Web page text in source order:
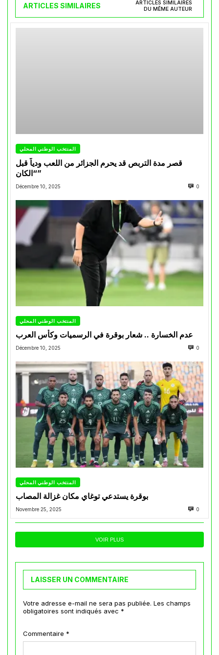
ARTICLES SIMILAIRES
ARTICLES SIMILAIRES
DU MÊME AUTEUR
المنتخب الوطني المحلي
قصر مدة التربص قد يحرم الجزائر من اللعب ودياً قبل
“الكان”
Décembre 10, 2025 0
المنتخب الوطني المحلي
عدم الخسارة .. شعار بوقرة في الرسميات وكأس العرب
Décembre 10, 2025 0
المنتخب الوطني المحلي
بوقرة يستدعي توغاي مكان غزالة المصاب
Novembre 25, 2025 0
VOIR PLUS
LAISSER UN COMMENTAIRE
Votre adresse e-mail ne sera pas publiée. Les champs
obligatoires sont indiqués avec *
Commentaire *